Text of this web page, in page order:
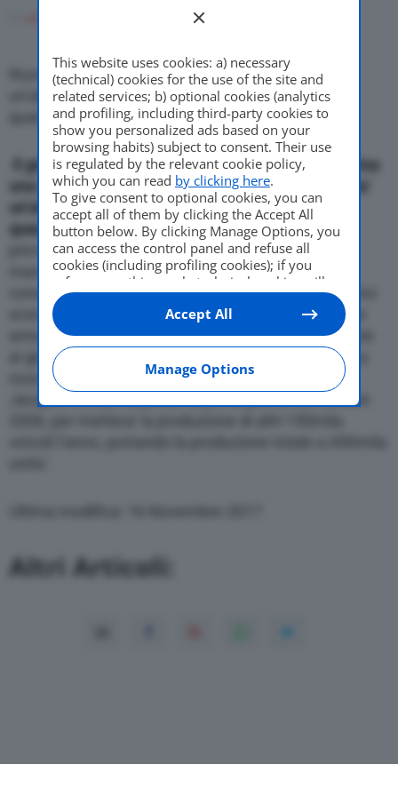
Motor Valley Fest
Varie
17 Novembre 2009
Nuova fabbrica a Wuhan, dove gia’ e’ in attivita’
un’altra fabbrica, ormai a pieno regime, secondo
quanto comunica il gruppo
Il gruppo Psa Peugeot Citroen ha inaugurato in Cina
una nuova fabbrica a Wuhan, dove gia’ e’ in attivita’
un’altra fabbrica, ormai a pieno regime, secondo
quanto comunica il gruppo.Psa Peugeot Citroen
prevede di vendere 270mila veicoli dei suoi due
marchi quest’anno, attraverso Dpca, l’azienda
consociata con Dongfeng, contro i 180.800 dell’anno
scorso, pari a un aumento del 50 per cento su base
annua, secondo quanto ha affermato recentemente
ai giornalisti il direttore in Cina, Claude Vajsman. La
nuova fabbrica, di cui l’ex-presidente francese
Jacques Chirac ha posto la prima pietra nell’ottobre
Altri Articoli:
This website uses cookies: a) necessary
(technical) cookies for the use of the site and
related services; b) optional cookies (analytics
and profiling, including third-party cookies to
show you personalized ads based on your
browsing habits) subject to consent. Their use
is regulated by the relevant cookie policy,
which you can read by clicking here.
To give consent to optional cookies, you can
accept all of them by clicking the Accept All
button below. By clicking Manage Options, you
can access the control panel and refuse all
cookies (including profiling cookies); if you
refuse everything, only technical cookies will
be used by default. Here is the list of
providers.
Cookie consent will be stored and applied also
to the other websites of Editoriale Nazionale
and their subdomains. By expressing your
choice on this site, you will therefore not be
asked again on other Editoriale Nazionale
Manage Options
Accept All